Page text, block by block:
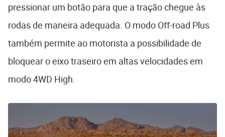
pressionar um botão para que a tração chegue às
rodas de maneira adequada. O modo Off-road Plus
também permite ao motorista a possibilidade de
bloquear o eixo traseiro em altas velocidades em
modo 4WD High.